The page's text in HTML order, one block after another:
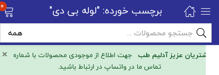
× مشتریان عزیز آدلیم طبجهت اطلاع از موجودی محصولات با شماره
تماس ما در واتساپ در ارتباط باشید.
برچسب خورده: "لوله بی دی" 0